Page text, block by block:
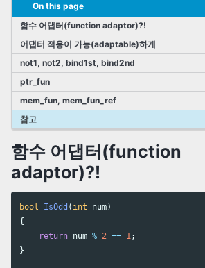
On this page
함수 어댑터(function adaptor)?!
어댑터 적용이 가능(adaptable)하게
not1, not2, bind1st, bind2nd
ptr_fun
mem_fun, mem_fun_ref
참고
함수 어댑터(function
adaptor)?!
bool IsOdd ( int num)
{
return num % 2 == 1 ;
}